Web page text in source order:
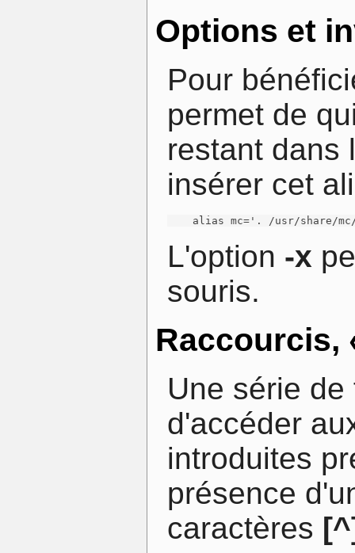
Options et
Pour
permet de
restant dans
insérer cet
alias mc='. /usr/share/
L'option -x
souris.
Raccourcis,
Une série
d'accéder
introduites
présence
caractères